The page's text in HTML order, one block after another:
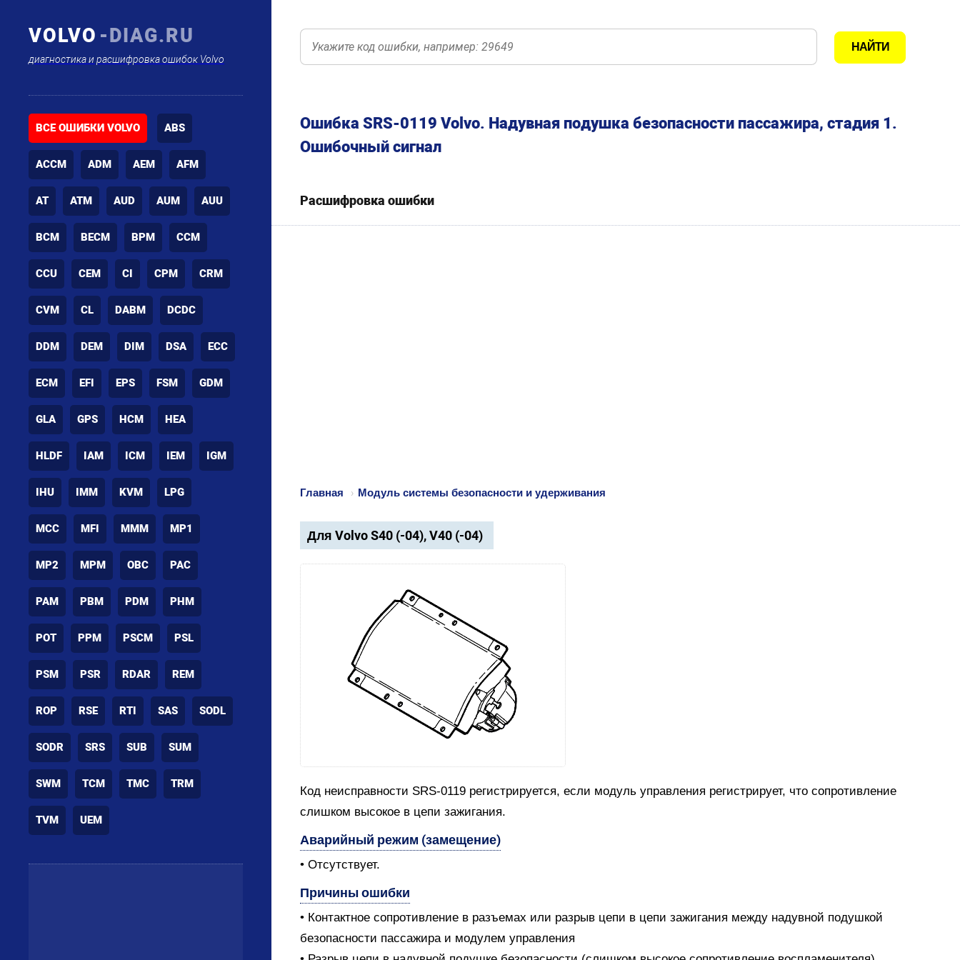
VOLVO -DIAG.RU
диагностика и расшифровка ошибок Volvo
ВСЕ ОШИБКИ VOLVO ABS
ACCM ADM AEM AFM
AT ATM AUD AUM AUU
BCM BECM BPM CCM
CCU CEM CI CPM CRM
CVM CL DABM DCDC
DDM DEM DIM DSA ECC
ECM EFI EPS FSM GDM
GLA GPS HCM HEA
HLDF IAM ICM IEM IGM
IHU IMM KVM LPG
MCC MFI MMM MP1
MP2 MPM OBC PAC
PAM PBM PDM PHM
POT PPM PSCM PSL
PSM PSR RDAR REM
ROP RSE RTI SAS SODL
SODR SRS SUB SUM
SWM TCM TMC TRM
TVM UEM
Ошибка SRS-0119 Volvo. Надувная подушка безопасности пассажира, стадия 1.
Ошибочный сигнал
Расшифровка ошибки
Главная › Модуль системы безопасности и удерживания
Для Volvo S40 (-04), V40 (-04)
Код неисправности SRS-0119 регистрируется, если модуль управления регистрирует, что сопротивление
слишком высокое в цепи зажигания.
Аварийный режим (замещение)
• Отсутствует.
Причины ошибки
• Контактное сопротивление в разъемах или разрыв цепи в цепи зажигания между надувной подушкой
безопасности пассажира и модулем управления